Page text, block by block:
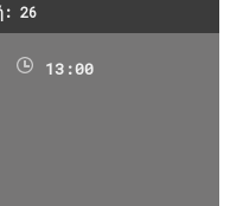
26
13:00